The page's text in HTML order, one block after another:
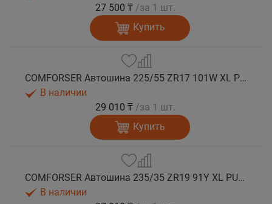
27 500 ₸ /за 1 шт.
Купить
COMFORSER Автошина 225/55 ZR17 101W XL PURESPEED лето
В наличии
29 010 ₸ /за 1 шт.
Купить
COMFORSER Автошина 235/35 ZR19 91Y XL PURESPEED лето
В наличии